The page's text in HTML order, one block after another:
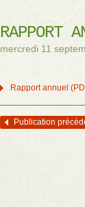
RAPPORT
mercredi 11
Rapport annuel
Navigation des articles
Publication